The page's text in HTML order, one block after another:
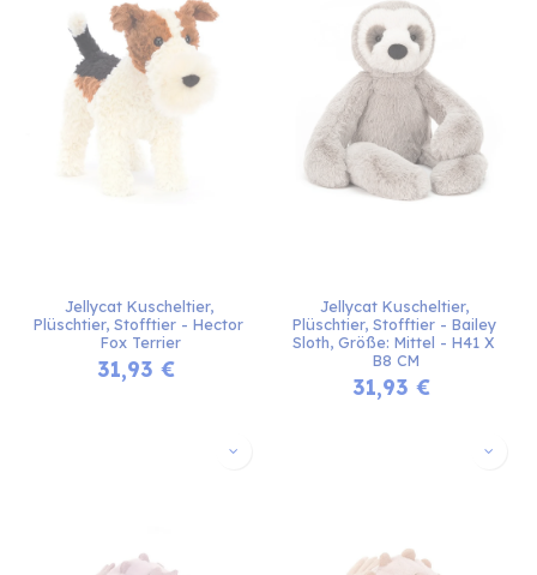
Jellycat Kuscheltier,
Plüschtier, Stofftier - Hector
Fox Terrier
31,93 €
Jellycat Kuscheltier,
Plüschtier, Stofftier - Bailey
Sloth, Größe: Mittel - H41 X
B8 CM
31,93 €